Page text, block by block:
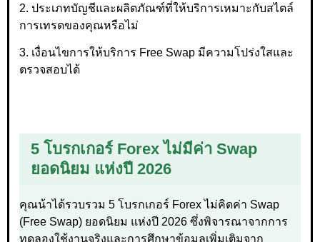
2. ประเภทบัญชีและผลิตภัณฑ์ที่ให้บริการเหมาะกับสไตล์
การเทรดของคุณหรือไม่
3. เงื่อนไขการให้บริการ Free Swap มีความโปร่งใสและ
ตรวจสอบได้
5 โบรกเกอร์ Forex ไม่มีค่า Swap
ยอดนิยม แห่งปี 2026
คุณน้าได้รวบรวม 5 โบรกเกอร์ Forex ไม่คิดค่า Swap
(Free Swap) ยอดนิยม แห่งปี 2026 ซึ่งพิจารณาจากการ
ทดลองใช้งานจริงและการศึกษาข้อมูลเพิ่มเติมจาก